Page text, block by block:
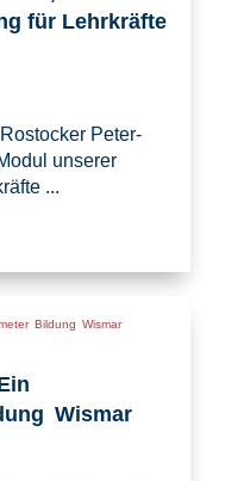
für Lehrkräfte
Peter-
unserer
...
Wismar